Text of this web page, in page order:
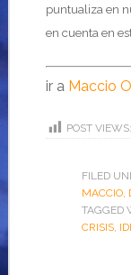
puntualiza en
en cuenta en
ir a Maccio
POST VIEWS:
FILED
MACCIO,
TAGGED
CRISIS,